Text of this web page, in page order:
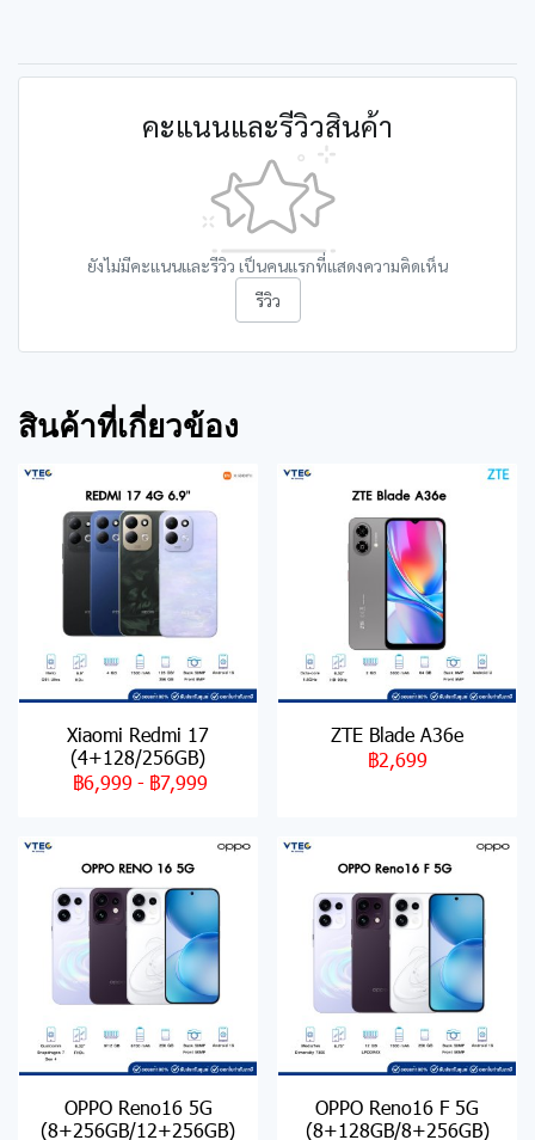
คะแนนและรีวิวสินค้า
ยังไม่มีคะแนนและรีวิว เป็นคนแรกที่แสดงความคิดเห็น
รีวิว
สินค้าที่เกี่ยวข้อง
Xiaomi Redmi 17
(4+128/256GB)
฿6,999 - ฿7,999
ZTE Blade A36e
฿2,699
OPPO Reno16 5G
(8+256GB/12+256GB)
OPPO Reno16 F 5G
(8+128GB/8+256GB)